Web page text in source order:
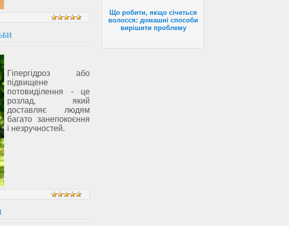
Що робити, якщо січеться
волосся: домашні способи
вирішити проблему
Гіпергідроз або
підвищене
потовиділення - це
розлад, який
доставляє людям
багато занепокоєння
і незручностей.